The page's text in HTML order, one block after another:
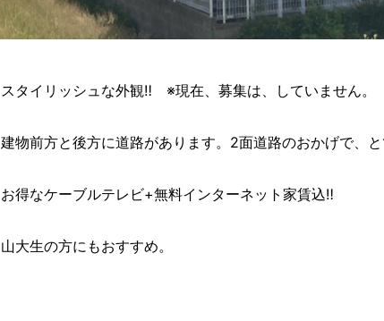
スタイリッシュな外観‼ ※現在、募集は、していません。
建物前方と後方に道路があります。2面道路のおかげで、
お得なケーブルテレビ+無料インターネット家賃込‼
山大生の方にもおすすめ。